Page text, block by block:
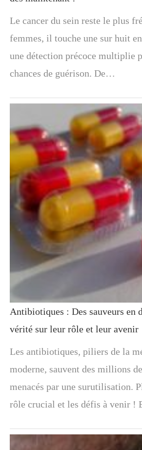
Le cancer du sein reste le plus
femmes, il touche une sur huit
une détection précoce multiplie
chances de guérison. De…
Antibiotiques : Des sauveurs en
vérité sur leur rôle et leur avenir
Les antibiotiques, piliers de la
moderne, sauvent des millions
menacés par une surutilisation.
rôle crucial et les défis à venir !